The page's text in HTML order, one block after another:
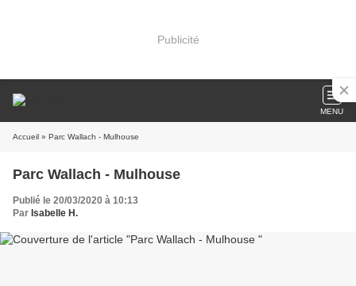
Publicité
MENU
Accueil » Parc Wallach - Mulhouse
Parc Wallach - Mulhouse
Publié le 20/03/2020 à 10:13
Par Isabelle H.